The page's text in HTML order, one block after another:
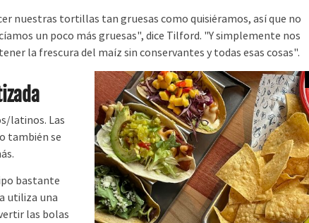
nuestras tortillas tan gruesas como quisiéramos, así que no
un poco más gruesas", dice Tilford. "Y simplemente nos
la frescura del maíz sin conservantes y todas esas cosas".
latinos. Las
también se
bastante
utiliza una
las bolas